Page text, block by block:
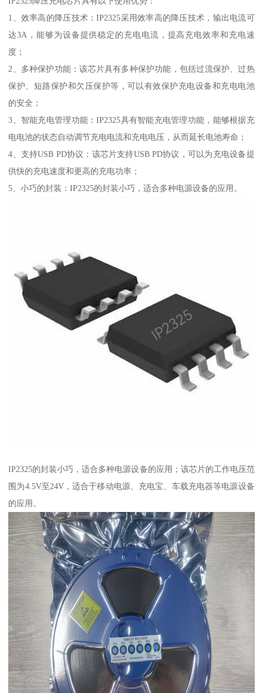
1、效率高的降压技术：IP2325采用效率高的降压技术，输出电流可
达3A，能够为设备提供稳定的充电电流，提高充电效率和充电速
度；
2、多种保护功能：该芯片具有多种保护功能，包括过流保护、过热
保护、短路保护和欠压保护等，可以有效保护充电设备和充电电池
的安全；
3、智能充电管理功能：IP2325具有智能充电管理功能，能够根据充
电电池的状态自动调节充电电流和充电电压，从而延长电池寿命；
4、支持USB PD协议：该芯片支持USB PD协议，可以为充电设备提
供快的充电速度和更高的充电功率；
5、小巧的封装：IP2325的封装小巧，适合多种电源设备的应用。
IP2325的封装小巧，适合多种电源设备的应用；该芯片的工作电压范
围为4.5V至24V，适合于移动电源、充电宝、车载充电器等电源设备
的应用。